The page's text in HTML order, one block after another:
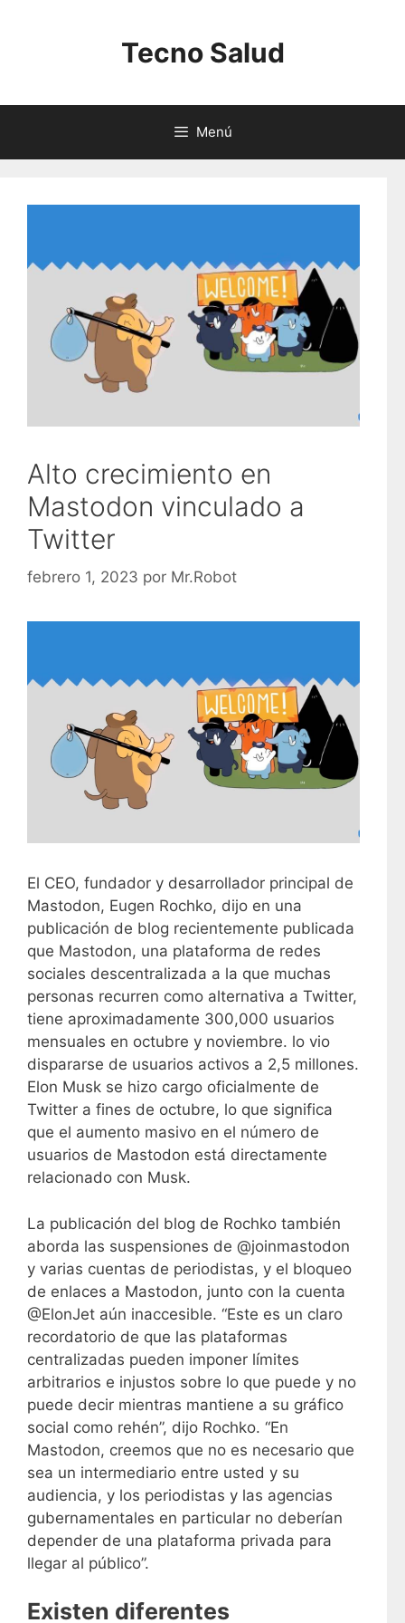
Tecno Salud
Menú
Alto crecimiento en
Mastodon vinculado a
Twitter
febrero 1, 2023 por Mr.Robot
El CEO, fundador y desarrollador principal de
Mastodon, Eugen Rochko, dijo en una
publicación de blog recientemente publicada
que Mastodon, una plataforma de redes
sociales descentralizada a la que muchas
personas recurren como alternativa a Twitter,
tiene aproximadamente 300,000 usuarios
mensuales en octubre y noviembre. lo vio
dispararse de usuarios activos a 2,5 millones.
Elon Musk se hizo cargo oficialmente de
Twitter a fines de octubre, lo que significa
que el aumento masivo en el número de
usuarios de Mastodon está directamente
relacionado con Musk.
La publicación del blog de Rochko también
aborda las suspensiones de @joinmastodon
y varias cuentas de periodistas, y el bloqueo
de enlaces a Mastodon, junto con la cuenta
@ElonJet aún inaccesible. “Este es un claro
recordatorio de que las plataformas
centralizadas pueden imponer límites
arbitrarios e injustos sobre lo que puede y no
puede decir mientras mantiene a su gráfico
social como rehén”, dijo Rochko. “En
Mastodon, creemos que no es necesario que
sea un intermediario entre usted y su
audiencia, y los periodistas y las agencias
gubernamentales en particular no deberían
depender de una plataforma privada para
llegar al público”.
Existen diferentes